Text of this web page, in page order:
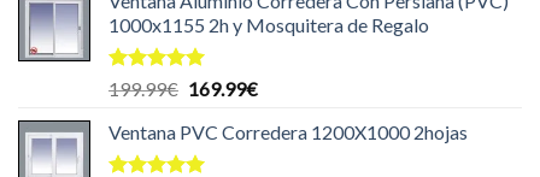
1000x1155 2h y Mosquitera de Regalo
Valorado
de 5
199.99€ El
original
era:
169.99€El
actual
Ventana PVC Corredera 1200X1000 2hojas